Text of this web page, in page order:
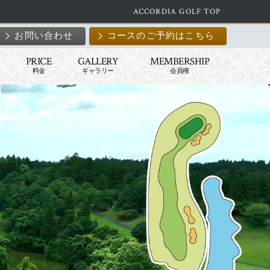
ACCORDIA GOLF TOP
お問い合わせ コースのご予約はこちら
PRICE
料金
GALLERY
ギャラリー
MEMBERSHIP
会員権